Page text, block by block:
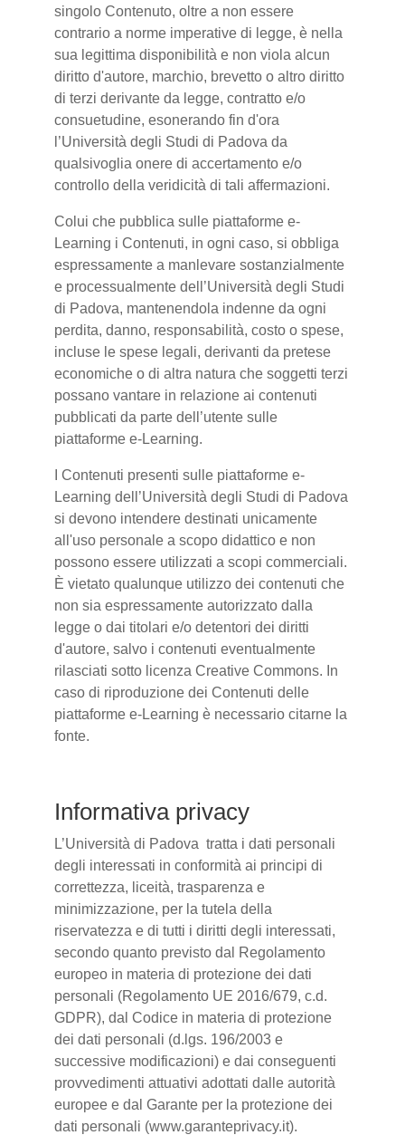
singolo Contenuto, oltre a non essere
contrario a norme imperative di legge, è nella
sua legittima disponibilità e non viola alcun
diritto d'autore, marchio, brevetto o altro diritto
di terzi derivante da legge, contratto e/o
consuetudine, esonerando fin d'ora
l’Università degli Studi di Padova da
qualsivoglia onere di accertamento e/o
controllo della veridicità di tali affermazioni.
Colui che pubblica sulle piattaforme e-
Learning i Contenuti, in ogni caso, si obbliga
espressamente a manlevare sostanzialmente
e processualmente dell’Università degli Studi
di Padova, mantenendola indenne da ogni
perdita, danno, responsabilità, costo o spese,
incluse le spese legali, derivanti da pretese
economiche o di altra natura che soggetti terzi
possano vantare in relazione ai contenuti
pubblicati da parte dell’utente sulle
piattaforme e-Learning.
I Contenuti presenti sulle piattaforme e-
Learning dell’Università degli Studi di Padova
si devono intendere destinati unicamente
all'uso personale a scopo didattico e non
possono essere utilizzati a scopi commerciali.
È vietato qualunque utilizzo dei contenuti che
non sia espressamente autorizzato dalla
legge o dai titolari e/o detentori dei diritti
d'autore, salvo i contenuti eventualmente
rilasciati sotto licenza Creative Commons. In
caso di riproduzione dei Contenuti delle
piattaforme e-Learning è necessario citarne la
fonte.
Informativa privacy
L’Università di Padova tratta i dati personali
degli interessati in conformità ai principi di
correttezza, liceità, trasparenza e
minimizzazione, per la tutela della
riservatezza e di tutti i diritti degli interessati,
secondo quanto previsto dal Regolamento
europeo in materia di protezione dei dati
personali (Regolamento UE 2016/679, c.d.
GDPR), dal Codice in materia di protezione
dei dati personali (d.lgs. 196/2003 e
successive modificazioni) e dai conseguenti
provvedimenti attuativi adottati dalle autorità
europee e dal Garante per la protezione dei
dati personali (www.garanteprivacy.it).